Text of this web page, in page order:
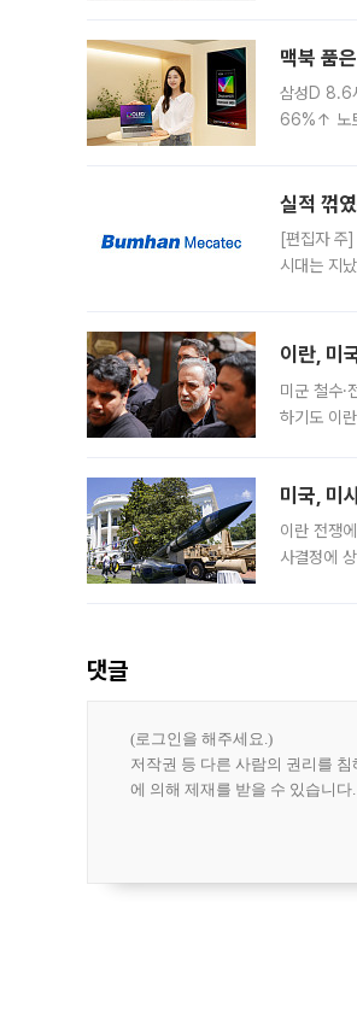
맥북 품
삼성D 8.6
66%↑ 노
실적 꺾
[편집자 주
시대는 지
이란, 미
미군 철수·
하기도 이
미국, 미
이란 전쟁
사결정에
댓글